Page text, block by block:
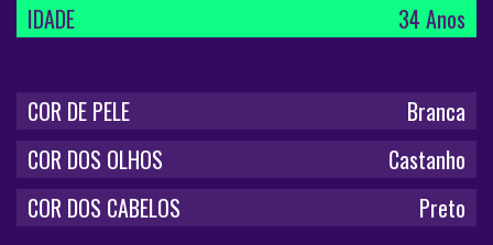
IDADE 34 Anos
COR DE PELE
Branca
COR DOS OLHOS
Castanho
COR DOS CABELOS
Preto